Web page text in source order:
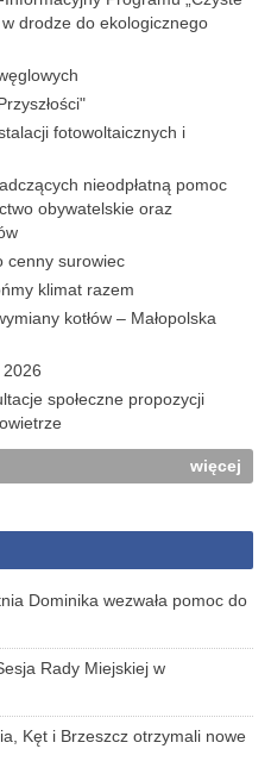
drodze do ekologicznego
fotowoltaicznych i
nieodpłatną pomoc
obywatelskie oraz
surowiec
klimat razem
kotłów – Małopolska
2026
społeczne propozycji
więcej
Dominika wezwała pomoc do
Rady Miejskiej w
Kęt i Brzeszcz otrzymali nowe